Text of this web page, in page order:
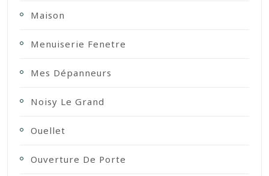
Maison
Menuiserie Fenetre
Mes Dépanneurs
Noisy Le Grand
Ouellet
Ouverture De Porte